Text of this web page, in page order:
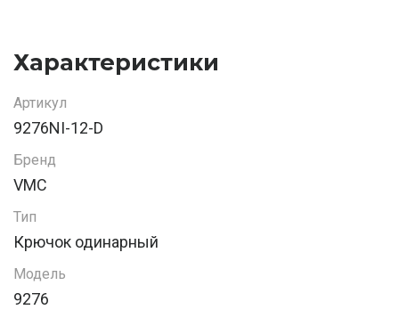
Характеристики
Артикул
9276NI-12-D
Бренд
VMC
Тип
Крючок одинарный
Модель
9276